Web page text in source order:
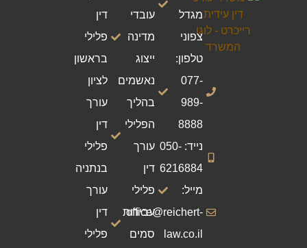
מגדל
צפוני
טלפון:
077-
989-
8888
נייד: 050-
6216884
מייל:
office@reichert-
law.co.il
עובדי
מדינה
ייצוג
נאשמים
בהליך
הפלילי
עורך
דין
פלילי
עבירות
סמים
דין
פלילי
בראשון
לציון
עורך
דין
פלילי
בנתניה
עורך
דין
פלילי